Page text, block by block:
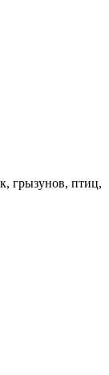
грызунов, птиц,